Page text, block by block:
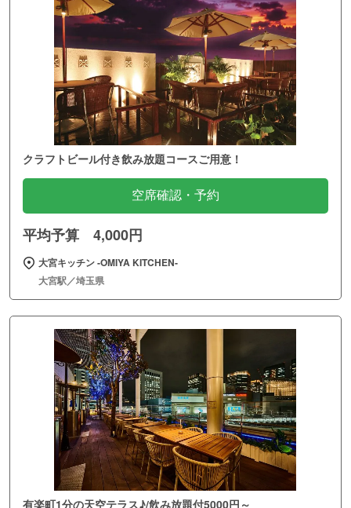
クラフトビール付き飲み放題コースご用意！
空席確認・予約
平均予算 4,000円
大宮キッチン ‐OMIYA KITCHEN‐
大宮駅／埼玉県
有楽町1分の天空テラス♪/飲み放題付5000円～